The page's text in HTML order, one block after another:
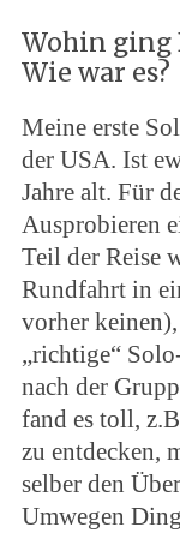
Wohin ging
Wie war es?
Meine erste
der USA. Ist
Jahre alt. Für
Ausprobieren
Teil der Reise
Rundfahrt in
vorher
„richtige“
nach der
fand es toll,
zu entdecken,
selber den
Umwegen